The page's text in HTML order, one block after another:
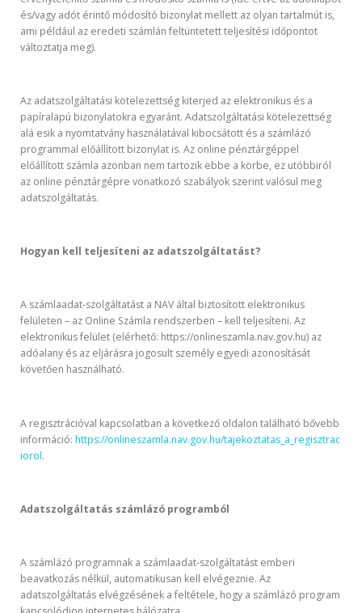
és/vagy adót érintő módosító bizonylat mellett az olyan tartalmút is,
ami például az eredeti számlán feltüntetett teljesítési időpontot
változtatja meg).
Az adatszolgáltatási kötelezettség kiterjed az elektronikus és a
papíralapú bizonylatokra egyaránt. Adatszolgáltatási kötelezettség
alá esik a nyomtatvány használatával kibocsátott és a számlázó
programmal előállított bizonylat is. Az online pénztárgéppel
előállított számla azonban nem tartozik ebbe a körbe, ez utóbbiról
az online pénztárgépre vonatkozó szabályok szerint valósul meg
adatszolgáltatás.
Hogyan kell teljesíteni az adatszolgáltatást?
A számlaadat-szolgáltatást a NAV által biztosított elektronikus
felületen – az Online Számla rendszerben – kell teljesíteni. Az
elektronikus felület (elérhető: https://onlineszamla.nav.gov.hu) az
adóalany és az eljárásra jogosult személy egyedi azonosítását
követően használható.
A regisztrációval kapcsolatban a következő oldalon található bővebb
információ: https://onlineszamla.nav.gov.hu/tajekoztatas_a_regisztrac
iorol.
Adatszolgáltatás számlázó programból
A számlázó programnak a számlaadat-szolgáltatást emberi
beavatkozás nélkül, automatikusan kell elvégeznie. Az
adatszolgáltatás elvégzésének a feltétele, hogy a számlázó program